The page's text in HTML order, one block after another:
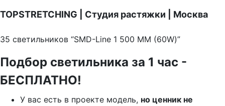
TOPSTRETCHING | Студия растяжки | Москва
35 светильников “SMD-Line 1 500 ММ (60W)”
Подбор светильника за 1 час -
БЕСПЛАТНО!
У вас есть в проекте модель, но ценник не